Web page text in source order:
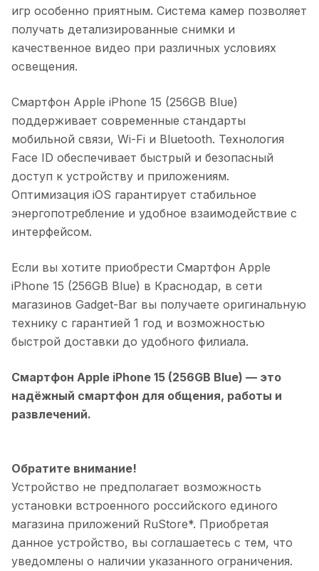
игр особенно приятным. Система камер позволяет
получать детализированные снимки и
качественное видео при различных условиях
освещения.
Смартфон Apple iPhone 15 (256GB Blue)
поддерживает современные стандарты
мобильной связи, Wi-Fi и Bluetooth. Технология
Face ID обеспечивает быстрый и безопасный
доступ к устройству и приложениям.
Оптимизация iOS гарантирует стабильное
энергопотребление и удобное взаимодействие с
интерфейсом.
Если вы хотите приобрести Смартфон Apple
iPhone 15 (256GB Blue) в Краснодар, в сети
магазинов Gadget-Bar вы получаете оригинальную
технику с гарантией 1 год и возможностью
быстрой доставки до удобного филиала.
Смартфон Apple iPhone 15 (256GB Blue) — это
надёжный смартфон для общения, работы и
развлечений.
Обратите внимание!
Устройство не предполагает возможность
установки встроенного российского единого
магазина приложений RuStore*. Приобретая
данное устройство, вы соглашаетесь с тем, что
уведомлены о наличии указанного ограничения.